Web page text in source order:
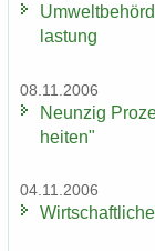
las­tung
08.11.2006
Neun­zig
hei­ten"
04.11.2006